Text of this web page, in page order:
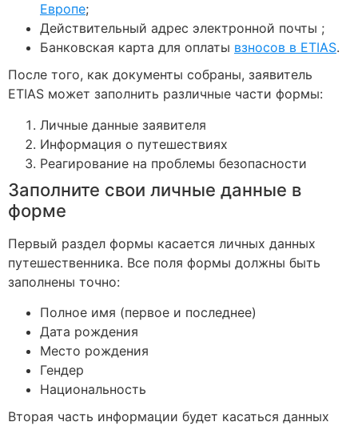
Европе;
Действительный адрес электронной почты ;
Банковская карта для оплаты взносов в ETIAS.
После того, как документы собраны, заявитель
ETIAS может заполнить различные части формы:
Личные данные заявителя
Информация о путешествиях
Реагирование на проблемы безопасности
Заполните свои личные данные в
форме
Первый раздел формы касается личных данных
путешественника. Все поля формы должны быть
заполнены точно:
Полное имя (первое и последнее)
Дата рождения
Место рождения
Гендер
Национальность
Вторая часть информации будет касаться данных